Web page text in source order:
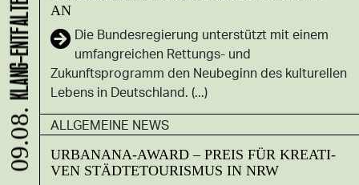
AN
Die Bundesregierung unterstützt mit einem
umfangreichen Rettungs- und
Zukunftsprogramm den Neubeginn des kulturellen
Lebens in Deutschland. (...)
ALLGEMEINE NEWS
UR­BANA­NA-AWARD – PREIS FÜR KREA­TI­
VEN STÄD­TE­TOU­RIS­MUS IN NRW
09.08.